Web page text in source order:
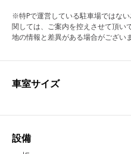
※特Pで運営している駐車場ではな
関しては、ご案内を控えさせて頂い
地の情報と差異がある場合がござい
車室サイズ
設備